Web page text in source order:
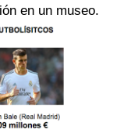
en un museo.